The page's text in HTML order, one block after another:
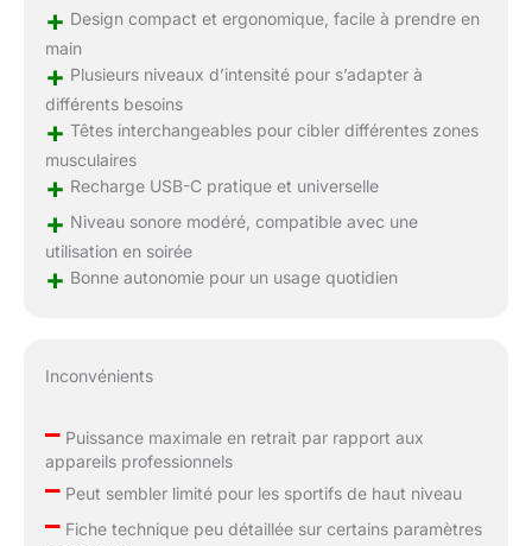
+ Design compact et ergonomique, facile à prendre en
main
+ Plusieurs niveaux d’intensité pour s’adapter à
différents besoins
+ Têtes interchangeables pour cibler différentes zones
musculaires
+ Recharge USB-C pratique et universelle
+ Niveau sonore modéré, compatible avec une
utilisation en soirée
+ Bonne autonomie pour un usage quotidien
Inconvénients
–Puissance maximale en retrait par rapport aux
appareils professionnels
–Peut sembler limité pour les sportifs de haut niveau
–Fiche technique peu détaillée sur certains paramètres